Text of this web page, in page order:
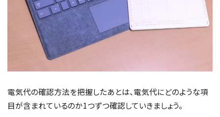
電気代の確認方法を把握したあとは、電気代にどのような項
目が含まれているのか1つずつ確認していきましょう。